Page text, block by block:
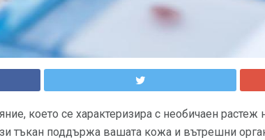
което се характеризира с необичаен растеж
тъкан поддържа вашата кожа и вътрешни